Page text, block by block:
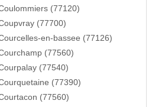
(77120)
(77700)
en-bassee (77126)
(77560)
(77540)
(77390)
(77560)